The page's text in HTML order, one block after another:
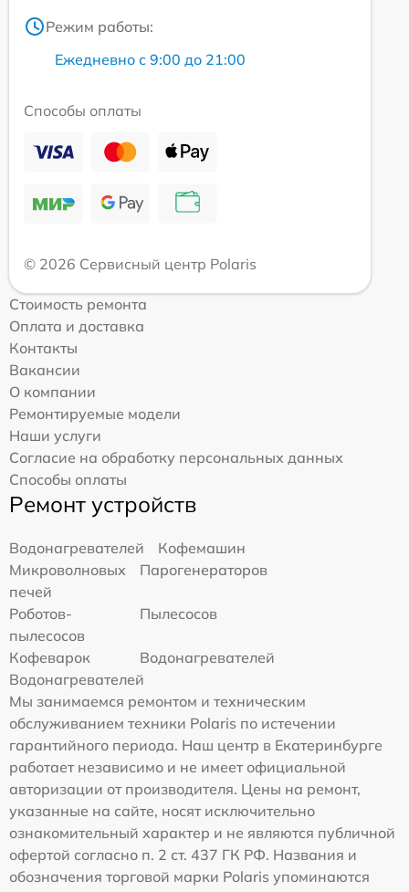
Режим работы:
Ежедневно с 9:00 до 21:00
Способы оплаты
© 2026 Сервисный центр Polaris
Стоимость ремонта
Оплата и доставка
Контакты
Вакансии
О компании
Ремонтируемые модели
Наши услуги
Согласие на обработку персональных данных
Способы оплаты
Ремонт устройств
Водонагревателей
Кофемашин
Микроволновых
печей
Парогенераторов
Роботов-
пылесосов
Пылесосов
Кофеварок
Водонагревателей
Водонагревателей
Мы занимаемся ремонтом и техническим
обслуживанием техники Polaris по истечении
гарантийного периода. Наш центр в Екатеринбурге
работает независимо и не имеет официальной
авторизации от производителя. Цены на ремонт,
указанные на сайте, носят исключительно
ознакомительный характер и не являются публичной
офертой согласно п. 2 ст. 437 ГК РФ. Названия и
обозначения торговой марки Polaris упоминаются